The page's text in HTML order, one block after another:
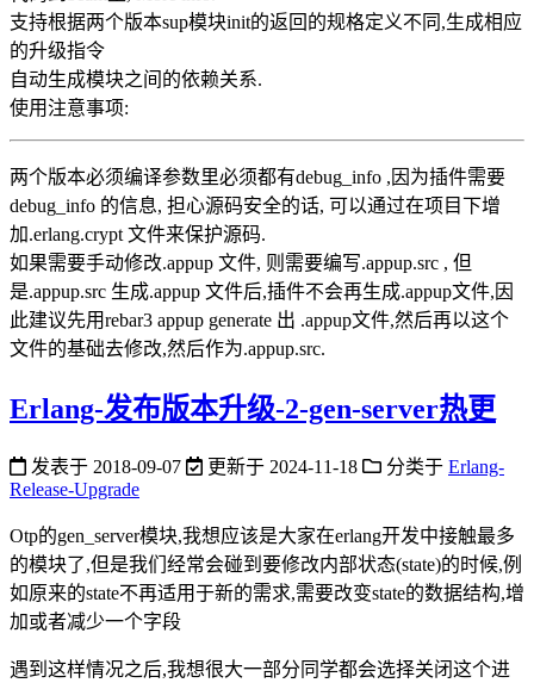
支持根据两个版本sup模块init的返回的规格定义不同,生成相应
的升级指令
自动生成模块之间的依赖关系.
使用注意事项:
两个版本必须编译参数里必须都有debug_info ,因为插件需要
debug_info 的信息, 担心源码安全的话, 可以通过在项目下增
加.erlang.crypt 文件来保护源码.
如果需要手动修改.appup 文件, 则需要编写.appup.src , 但
是.appup.src 生成.appup 文件后,插件不会再生成.appup文件,因
此建议先用rebar3 appup generate 出 .appup文件,然后再以这个
文件的基础去修改,然后作为.appup.src.
Erlang-发布版本升级-2-gen-server热更
发表于 2018-09-07 更新于 2024-11-18 分类于 Erlang-
Release-Upgrade
Otp的gen_server模块,我想应该是大家在erlang开发中接触最多
的模块了,但是我们经常会碰到要修改内部状态(state)的时候,例
如原来的state不再适用于新的需求,需要改变state的数据结构,增
加或者减少一个字段
遇到这样情况之后,我想很大一部分同学都会选择关闭这个进